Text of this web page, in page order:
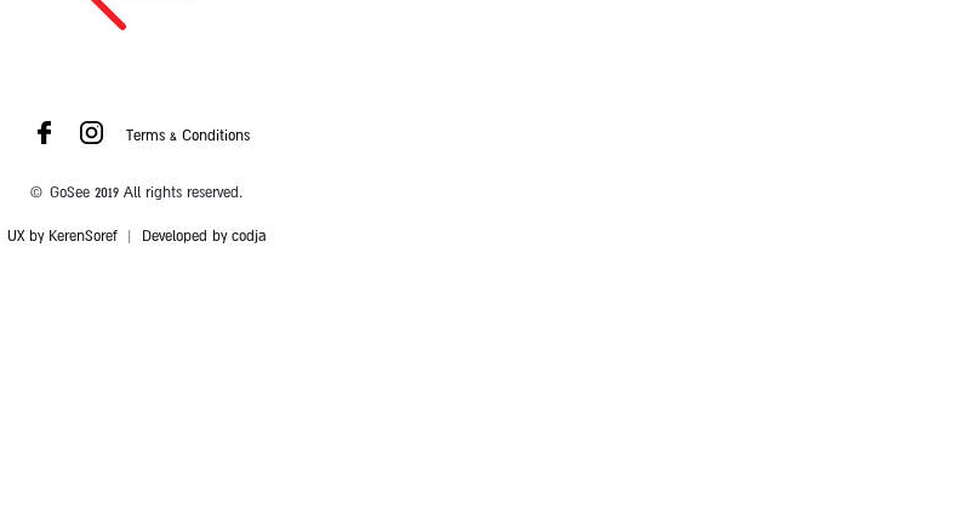
Terms & Conditions
© GoSee 2019 All rights reserved.
UX by KerenSoref| Developed by codja